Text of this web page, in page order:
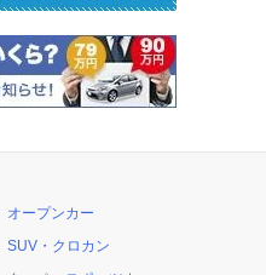
オープンカー
SUV・クロカン